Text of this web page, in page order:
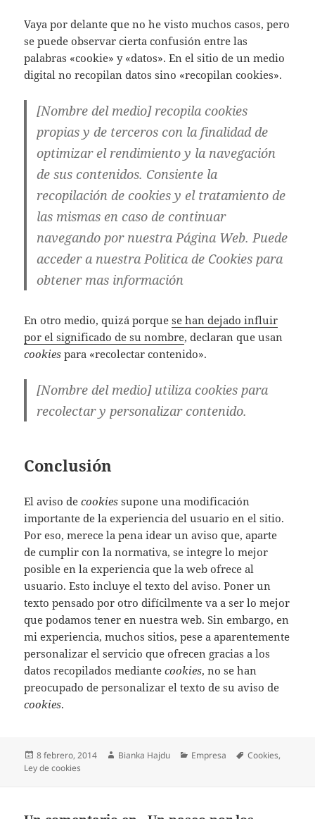
Vaya por delante que no he visto muchos casos, pero
se puede observar cierta confusión entre las
palabras «cookie» y «datos». En el sitio de un medio
digital no recopilan datos sino «recopilan cookies».
[Nombre del medio] recopila cookies
propias y de terceros con la finalidad de
optimizar el rendimiento y la navegación
de sus contenidos. Consiente la
recopilación de cookies y el tratamiento de
las mismas en caso de continuar
navegando por nuestra Página Web. Puede
acceder a nuestra Politica de Cookies para
obtener mas información
En otro medio, quizá porquese han dejado influir
por el significado de su nombre, declaran que usan
cookies para «recolectar contenido».
[Nombre del medio] utiliza cookies para
recolectar y personalizar contenido.
Conclusión
El aviso decookies supone una modificación
importante de la experiencia del usuario en el sitio.
Por eso, merece la pena idear un aviso que, aparte
de cumplir con la normativa, se integre lo mejor
posible en la experiencia que la web ofrece al
usuario. Esto incluye el texto del aviso. Poner un
texto pensado por otro difícilmente va a ser lo mejor
que podamos tener en nuestra web. Sin embargo, en
mi experiencia, muchos sitios, pese a aparentemente
personalizar el servicio que ofrecen gracias a los
datos recopilados mediantecookies, no se han
preocupado de personalizar el texto de su aviso de
cookies.
Publicado
el
8 febrero, 2014 Autor
Bianka Hajdu Categorías
Empresa Etiquetas
Cookies,
Ley de cookies